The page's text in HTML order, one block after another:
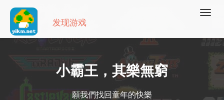
发现游戏
小霸王，其樂無窮
願我們找回童年的快樂